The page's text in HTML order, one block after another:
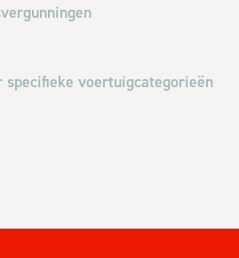
specifieke voertuigcategorieën